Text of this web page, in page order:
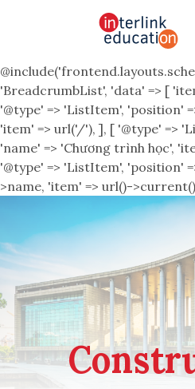
'BreadcrumbList', 'data' => [
'@type' => 'ListItem', 'position'
'item' => url('/'), ], [ '@type' =>
'name' => 'Chương trình học',
'@type' => 'ListItem', 'position'
>name, 'item' => url()-